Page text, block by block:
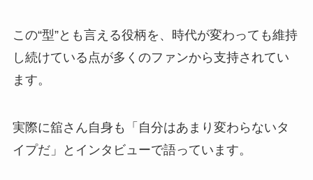
この“型”とも言える役柄を、時代が変わっても維持
し続けている点が多くのファンから支持されてい
ます。
実際に舘さん自身も「自分はあまり変わらないタ
イプだ」とインタビューで語っています。